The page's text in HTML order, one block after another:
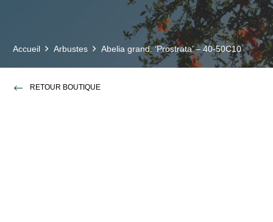
Accueil Arbustes Abelia grand. ‘Prostrata’ – 40-50C10
RETOUR BOUTIQUE